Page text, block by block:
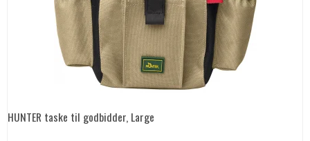
HUNTER taske til godbidder, Large